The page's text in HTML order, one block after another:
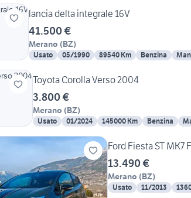
lancia delta integrale 16V
41.500 €
Merano (BZ)
Usato 05/1990 89540 Km Benzina
Toyota Corolla Verso 2004
3.800 €
Merano (BZ)
Usato 01/2024 145000 Km Benzina
Ford Fiesta ST MK7
13.490 €
Merano (BZ)
Usato 11/2013